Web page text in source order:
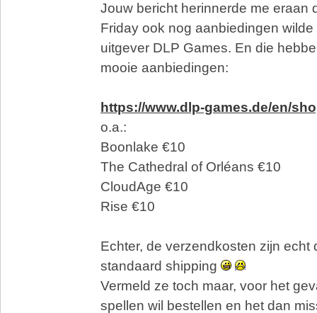
Jouw bericht herinnerde me eraan
Friday ook nog aanbiedingen
uitgever DLP Games. En die
mooie aanbiedingen:
https://www.dlp-games.de/en/
o.a.:
Boonlake €10
The Cathedral of Orléans €10
CloudAge €10
Rise €10
Echter, de verzendkosten zijn echt
standaard shipping
Vermeld ze toch maar, voor het
spellen wil bestellen en het dan